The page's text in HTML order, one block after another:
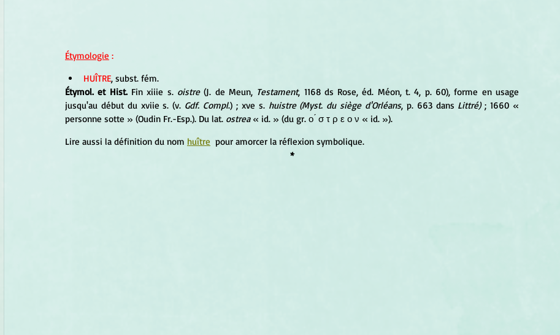
Étymologie :
HUÎTRE, subst. fém.
Étymol. et Hist. Fin xiiie s. oistre (J. de Meun, Testament, 1168 ds Rose, éd. Méon, t. 4, p. 60), forme en usage
jusqu'au début du xviie s. (v. Gdf. Compl.) ; xve s. huistre (Myst. du siège d'Orléans, p. 663 dans Littré) ; 1660 «
personne sotte » (Oudin Fr.-Esp.). Du lat. ostrea « id. » (du gr. ο ́ σ τ ρ ε ο ν « id. »).
Lire aussi la définition du nom huître
  pour amorcer la réflexion symbolique.
*